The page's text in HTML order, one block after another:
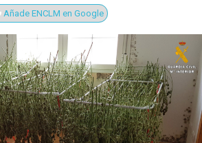
Añade ENCLM en Google